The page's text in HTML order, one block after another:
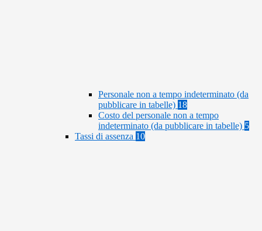
Personale non a tempo indeterminato (da
pubblicare in tabelle) 18
Costo del personale non a tempo
indeterminato (da pubblicare in tabelle) 5
Tassi di assenza 10